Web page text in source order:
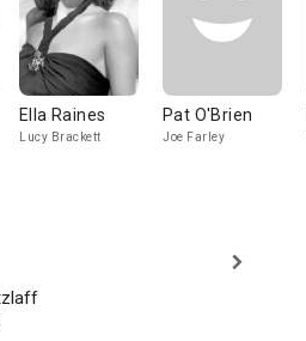
Ella Raines
Lucy Brackett
Pat O'Brien
Joe Farley